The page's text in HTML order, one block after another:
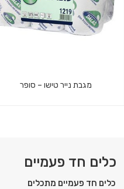
מגבת נייר טישו – סופר
כלים חד פעמיים
כלים חד פעמיים מתכלים